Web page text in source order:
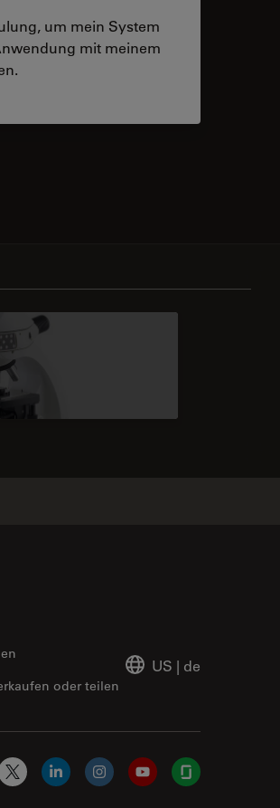
um mein System
mit meinem
oder teilen
US | de
X LinkedInInstagramYouTubeGlassdoor